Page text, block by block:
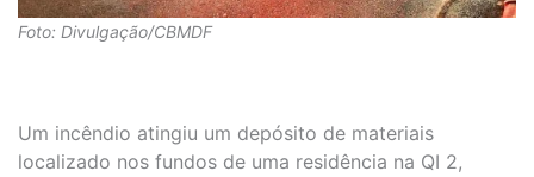
Foto: Divulgação/CBMDF
Um incêndio atingiu um depósito de materiais
localizado nos fundos de uma residência na QI 2,